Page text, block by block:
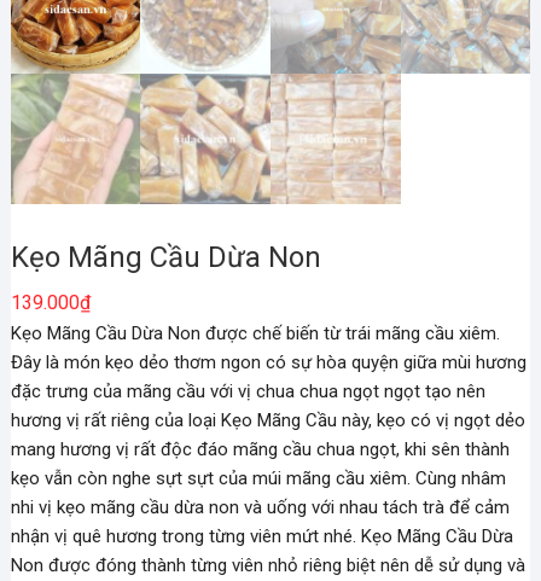
Kẹo Mãng Cầu Dừa Non
139.000₫
Kẹo Mãng Cầu Dừa Non được chế biến từ trái mãng cầu xiêm.
Đây là món kẹo dẻo thơm ngon có sự hòa quyện giữa mùi hương
đặc trưng của mãng cầu với vị chua chua ngọt ngọt tạo nên
hương vị rất riêng của loại Kẹo Mãng Cầu này, kẹo có vị ngọt dẻo
mang hương vị rất độc đáo mãng cầu chua ngọt, khi sên thành
kẹo vẫn còn nghe sựt sựt của múi mãng cầu xiêm. Cùng nhâm
nhi vị kẹo mãng cầu dừa non và uống với nhau tách trà để cảm
nhận vị quê hương trong từng viên mứt nhé. Kẹo Mãng Cầu Dừa
Non được đóng thành từng viên nhỏ riêng biệt nên dễ sử dụng và